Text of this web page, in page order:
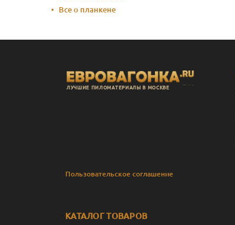
Все о планкене
ЛУЧШИЕ ПИЛОМАТЕРИАЛЫ В МОСКВЕ
Пользовательское соглашение
КАТАЛОГ ТОВАРОВ